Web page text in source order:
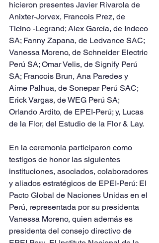
hicieron presentes Javier Rivarola de
Anixter-Jorvex, Francois Prez, de
Ticino -Legrand; Alex García, de Indeco
SA; Fanny Zapana, de Ledvance SAC;
Vanessa Moreno, de Schneider Electric
Perú SA; Omar Velis, de Signify Perú
SA; Francois Brun, Ana Paredes y
Aime Palhua, de Sonepar Perú SAC;
Erick Vargas, de WEG Perú SA;
Orlando Ardito, de EPEI-Perú; y, Lucas
de la Flor, del Estudio de la Flor & Lay.
En la ceremonia participaron como
testigos de honor las siguientes
instituciones, asociados, colaboradores
y aliados estratégicos de EPEI-Perú: El
Pacto Global de Naciones Unidas en el
Perú, representada por su presidenta
Vanessa Moreno, quien además es
presidenta del consejo directivo de